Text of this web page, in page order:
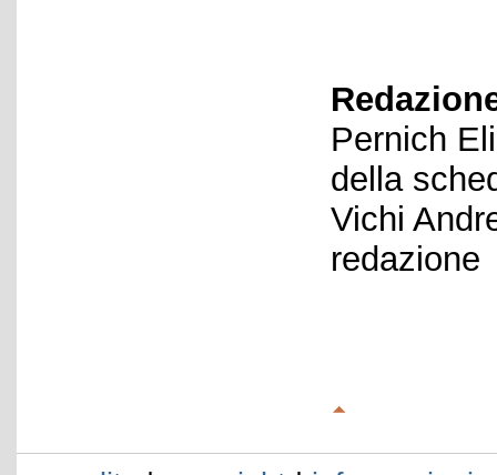
Pernich
della
Vichi
redazione